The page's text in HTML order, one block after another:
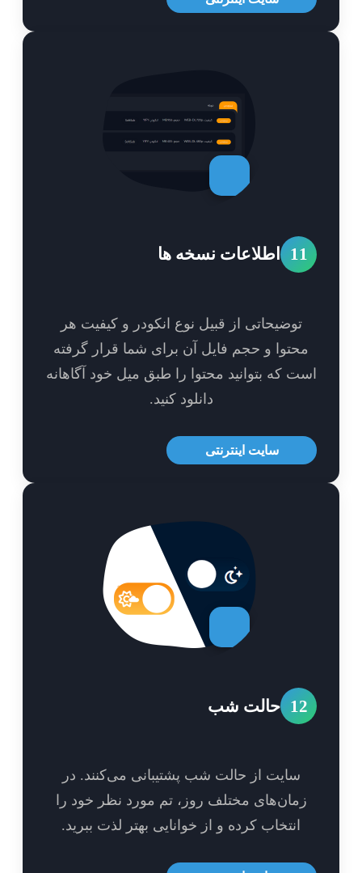
اطلاعات نسخه ها
توضیحاتی از قبیل نوع انکودر و کیفیت هر
و حجم فایل آن برای شما قرار گرفته
که بتوانید محتوا را طبق میل خود آگاهانه
دانلود کنید.
سایت اینترنتی
حالت شب
سایت از حالت شب پشتیبانی می‌کنند. در
مختلف روز، تم مورد نظر خود را
انتخاب کرده و از خوانایی بهتر لذت ببرید.